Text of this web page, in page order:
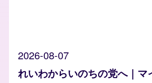
2026-08-07
れいわからいのちの党へ｜マ